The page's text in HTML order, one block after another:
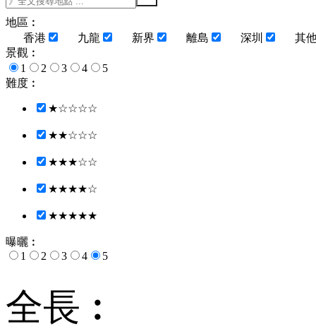
地區︰
香港
九龍 新界 離島 深圳
其
景觀︰
1
2 3 4
5
難度︰
★☆☆☆☆
★★☆☆☆
★★★☆☆
★★★★☆
★★★★★
曝曬︰
1
2 3 4 5
全長︰